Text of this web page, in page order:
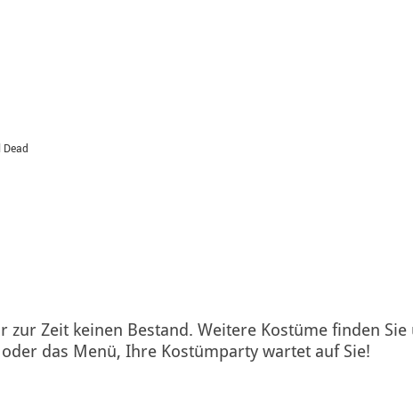
Dead
zur Zeit keinen Bestand. Weitere Kostüme finden
oder das Menü, Ihre Kostümparty wartet auf Sie!